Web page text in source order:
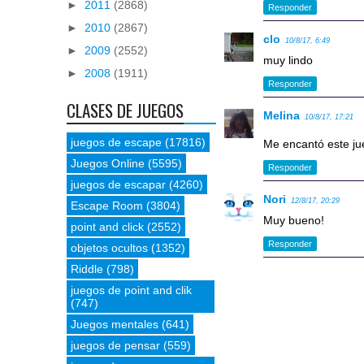
Responder
clo 10/8/17, 6:49
muy lindo
Responder
Melina 10/8/17, 17:21
Me encantó este
Responder
Nori 12/8/17, 20:29
Muy bueno!
Responder
► 2011 (2868)
► 2010 (2867)
► 2009 (2552)
► 2008 (1911)
CLASES DE JUEGOS
juegos de escape (17816)
Juegos Online (5595)
juegos de escapar (4260)
Escape Room (3804)
point and click (2552)
objetos ocultos (1352)
Riddle (798)
juegos de point and clik
(747)
Juegos mentales (641)
juegos de pensar (559)